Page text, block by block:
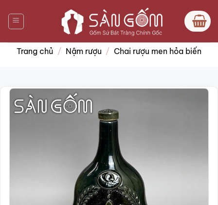
qua
nội
dung
Trang chủ / Nậm rượu / Chai rượu men hỏa biến